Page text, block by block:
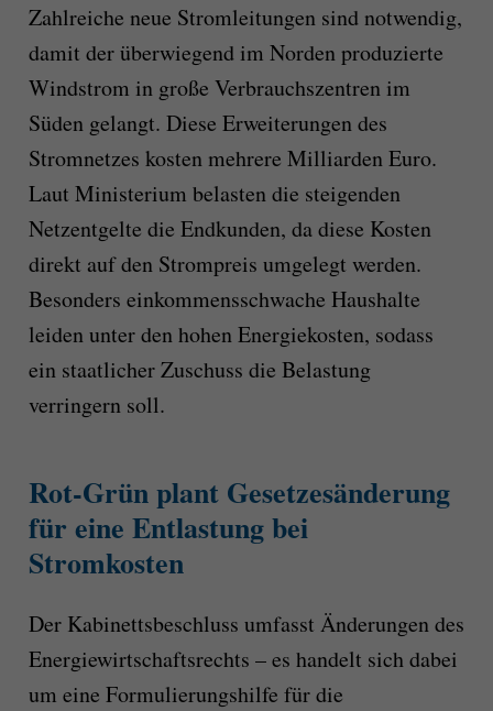
Zahlreiche neue Stromleitungen sind notwendig,
damit der überwiegend im Norden produzierte
Windstrom in große Verbrauchszentren im
Süden gelangt. Diese Erweiterungen des
Stromnetzes kosten mehrere Milliarden Euro.
Laut Ministerium belasten die steigenden
Netzentgelte die Endkunden, da diese Kosten
direkt auf den Strompreis umgelegt werden.
Besonders einkommensschwache Haushalte
leiden unter den hohen Energiekosten, sodass
ein staatlicher Zuschuss die Belastung
verringern soll.
Rot-Grün plant Gesetzesänderung
für eine Entlastung bei
Stromkosten
Der Kabinettsbeschluss umfasst Änderungen des
Energiewirtschaftsrechts – es handelt sich dabei
um eine Formulierungshilfe für die